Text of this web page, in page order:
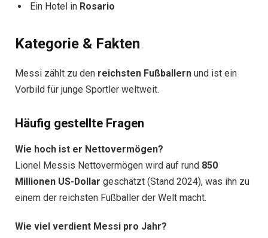
Ein Hotel in Rosario
Kategorie & Fakten
Messi zählt zu den reichsten Fußballern und ist ein
Vorbild für junge Sportler weltweit.
Häufig gestellte Fragen
Wie hoch ist er Nettovermögen?
Lionel Messis Nettovermögen wird auf rund 850
Millionen US-Dollar geschätzt (Stand 2024), was ihn zu
einem der reichsten Fußballer der Welt macht.
Wie viel verdient Messi pro Jahr?